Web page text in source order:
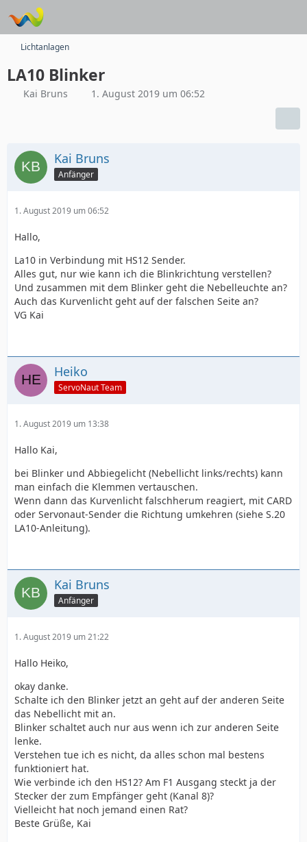
Lichtanlagen
LA10 Blinker
Kai Bruns 1. August 2019 um 06:52
Kai Bruns
Anfänger
1. August 2019 um 06:52
Hallo,
La10 in Verbindung mit HS12 Sender.
Alles gut, nur wie kann ich die Blinkrichtung verstellen?
Und zusammen mit dem Blinker geht die Nebelleuchte an?
Auch das Kurvenlicht geht auf der falschen Seite an?
VG Kai
Heiko
ServoNaut Team
1. August 2019 um 13:38
Hallo Kai,
bei Blinker und Abbiegelicht (Nebellicht links/rechts) kann
man einfach die Klemmen vertauschen.
Wenn dann das Kurvenlicht falschherum reagiert, mit CARD
oder Servonaut-Sender die Richtung umkehren (siehe S.20
LA10-Anleitung).
Kai Bruns
Anfänger
1. August 2019 um 21:22
Hallo Heiko,
okay danke.
Schalte ich den Blinker jetzt an geht auf der anderen Seite
das Nebellicht mit an.
Blinker schaltet auch nur aus wenn ich zur anderen Seite
lenke.
Verstehen tue ich es nicht, da alles schon mal bestens
funktioniert hat.
Wie verbinde ich den HS12? Am F1 Ausgang steckt ja der
Stecker der zum Empfänger geht (Kanal 8)?
Vielleicht hat noch jemand einen Rat?
Beste Grüße, Kai